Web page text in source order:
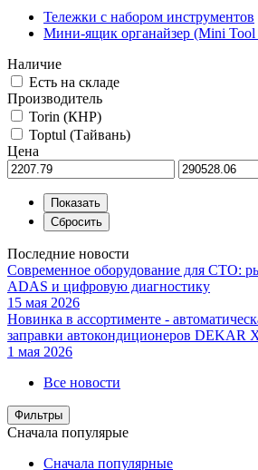
Тележки с набором инструментов
Мини-ящик органайзер (Mini
Наличие
Есть на складе
Производитель
Torin (КНР)
Toptul (Тайвань)
Цена
Последние новости
Современное оборудование для СТО:
ADAS и цифровую диагностику
15 мая 2026
Новинка в ассортименте -
заправки автокондиционеров DEKAR
1 мая 2026
Все новости
Фильтры
Сначала популярые
Сначала популярные